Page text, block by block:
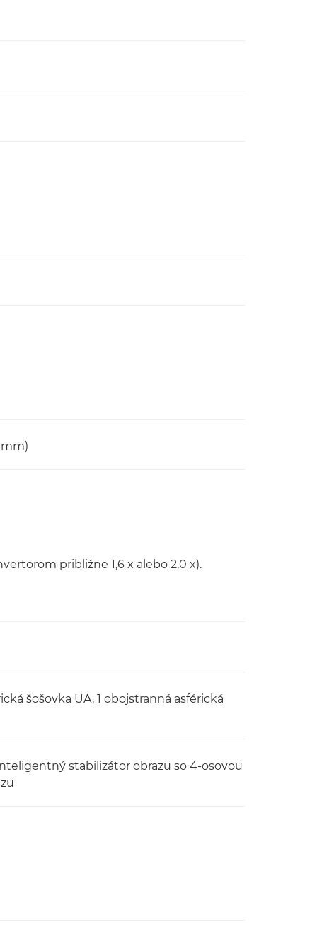
mm)
približne 1,6 x alebo 2,0 x).
šošovka UA, 1 obojstranná asférická
stabilizátor obrazu so 4-osovou